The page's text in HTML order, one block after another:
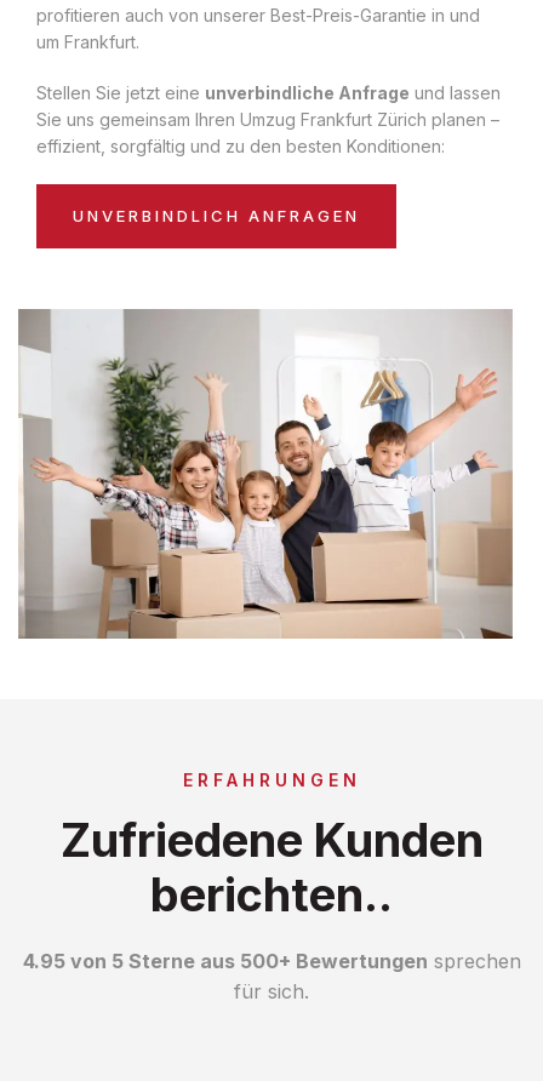
profitieren auch von unserer Best-Preis-Garantie in und
um Frankfurt.
Stellen Sie jetzt eine unverbindliche Anfrage und lassen
Sie uns gemeinsam Ihren Umzug Frankfurt Zürich planen –
effizient, sorgfältig und zu den besten Konditionen:
UNVERBINDLICH ANFRAGEN
ERFAHRUNGEN
Zufriedene Kunden
berichten..
4.95 von 5 Sterne aus 500+ Bewertungen sprechen
für sich.